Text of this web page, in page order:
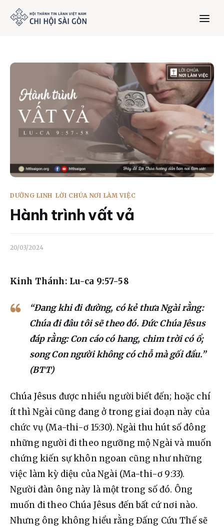
Trang chủ
Giới thiệu
Dưỡng Linh
Bản tin
Mục vụ
Dâng hiến
DƯỠNG LINH LỜI CHÚA NƠI LÀM VIỆC
Hành trình vất vả
20/03/2024
Kinh Thánh: Lu-ca 9:57-58
“Đang khi đi đường, có kẻ thưa Ngài rằng:
Chúa đi đâu tôi sẽ theo đó. Đức Chúa Jêsus
đáp rằng: Con cáo có hang, chim trời có ổ;
song Con người không có chỗ mà gối đầu.”
(BTT)
Chúa Jêsus được nhiều người biết đến; hoặc chí
ít thì Ngài cũng đang ở trong giai đoạn này của
chức vụ (Ma-thi-ơ 15:30). Ngài thu hút số đông
những người đi theo ngưỡng mộ Ngài và muốn
chứng kiến sự khôn ngoan cũng như những
việc làm kỳ diệu của Ngài (Ma-thi-ơ 9:33).
Người đàn ông này là một trong số đó. Ông
muốn đi theo Chúa Jêsus đến bất cứ nơi nào.
Nhưng ông không hiểu rằng Đấng Cứu Thế sẽ